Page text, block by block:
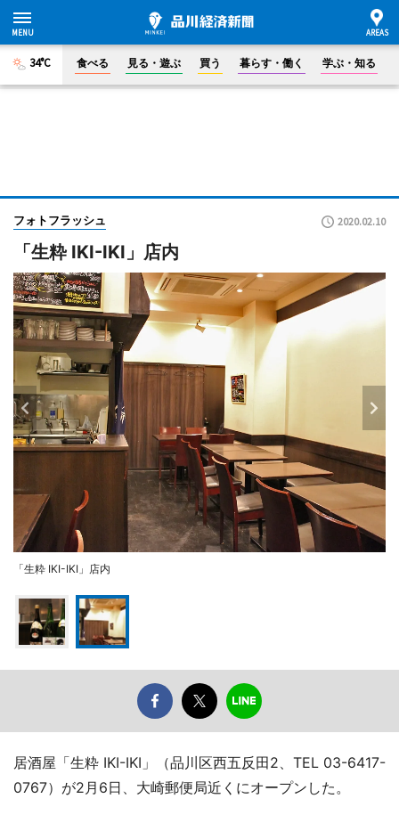
34°C 食べる 見る・遊ぶ 買う 暮らす・働く 学ぶ・知る
フォトフラッシュ 2020.02.10
「生粋 IKI-IKI」店内
「生粋 IKI-IKI」店内
居酒屋「生粋 IKI-IKI」（品川区西五反田2、TEL 03-6417-
0767）が2月6日、大崎郵便局近くにオープンした。